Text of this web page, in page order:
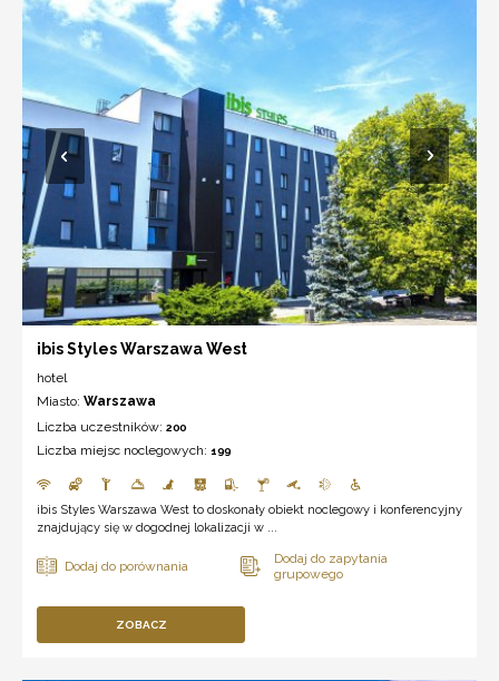
ibis Styles Warszawa West
hotel
Miasto: Warszawa
Liczba uczestników: 200
Liczba miejsc noclegowych: 199
ibis Styles Warszawa West to doskonały obiekt noclegowy i konferencyjny
znajdujący się w dogodnej lokalizacji w ...
ZOBACZ